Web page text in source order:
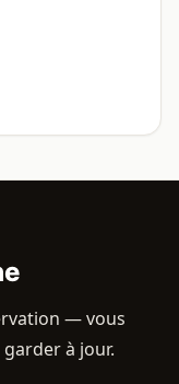
— vous
à jour.